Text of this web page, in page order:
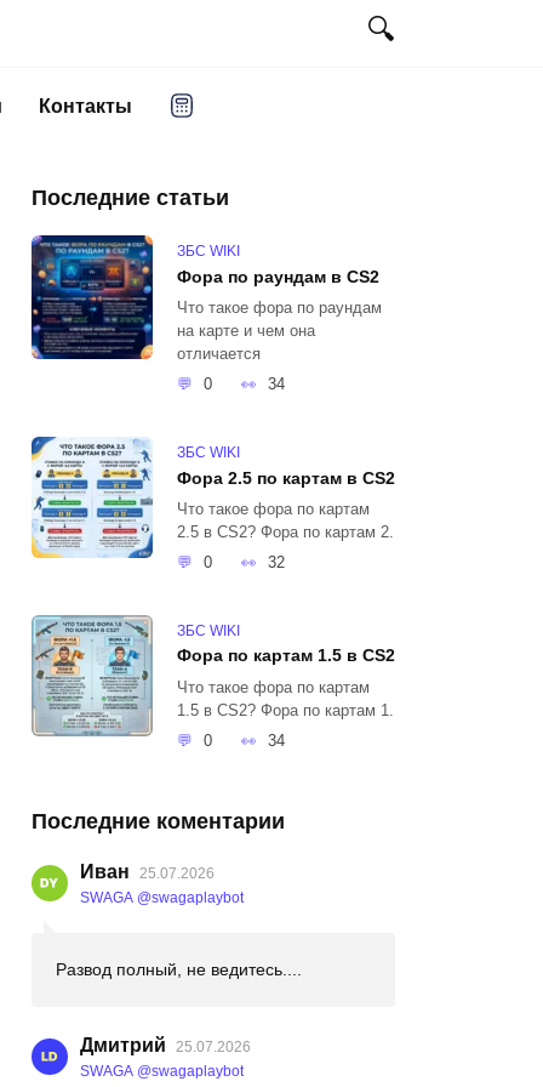
Контакты
Последние статьи
ЗБС WIKI
Фора по раундам в CS2
Что такое фора по раундам
на карте и чем она
отличается
0
34
ЗБС WIKI
Фора 2.5 по картам в CS2
Что такое фора по картам
2.5 в CS2? Фора по картам 2.
0
32
ЗБС WIKI
Фора по картам 1.5 в CS2
Что такое фора по картам
1.5 в CS2? Фора по картам 1.
0
34
Последние коментарии
Иван
25.07.2026
SWAGA @swagaplaybot
Развод полный, не ведитесь....
Дмитрий
25.07.2026
SWAGA @swagaplaybot